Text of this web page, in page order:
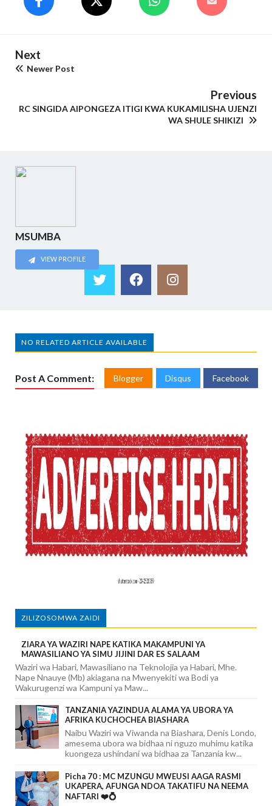
Next
Newer Post
Previous
RC SINGIDA AIPONGEZA ITIGI KWA KUKAMILISHA UJENZI
WA SHULE SHIKIZI
MSUMBA
VIEW PROFILE
NO RELATED ARTICLE AVAILABLE
Post A Comment: Blogger Disqus Facebook
ZILIZOSOMWA ZAIDI
ZIARA YA WAZIRI NAPE KATIKA MAKAMPUNI YA
MAWASILIANO YA SIMU JIJINI DAR ES SALAAM
Waziri wa Habari, Mawasiliano na Teknolojia ya Habari, Mhe.
Nape Nnauye (Mb) akiagana na Mwenyekiti wa Bodi ya
Wakurugenzi wa Kampuni ya Maw...
TANZANIA YAZINDUA ALAMA YA UBORA YA
AFRIKA KUCHOCHEA BIASHARA
Naibu Waziri wa Viwanda na Biashara, Denis Londo,
amesema ubora wa bidhaa ni nguzo muhimu katika
kuongeza ushindani wa bidhaa za Tanzania kw...
Picha 70 : MC MZUNGU MWEUSI AAGA RASMI
UKAPERA, AFUNGA NDOA TAKATIFU NA NEEMA
NAFTARI ❤️💍